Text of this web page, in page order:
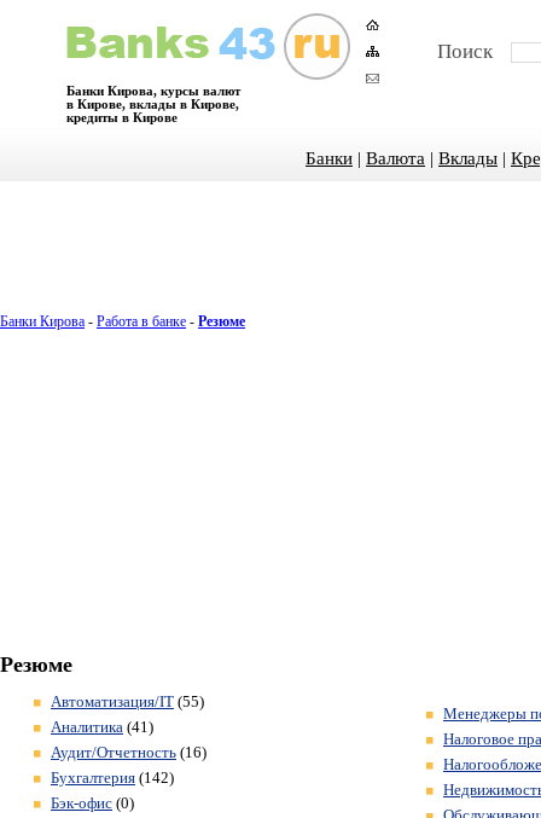
Банки Кирова, курсы валют
в Кирове, вклады в Кирове,
кредиты в Кирове
Поиск
Банки | Валюта | Вклады |
Банки Кирова - Работа в банке - Резюме
Резюме
Автоматизация/IT (55)
Аналитика (41)
Аудит/Отчетность (16)
Бухгалтерия (142)
Бэк-офис (0)
Менеджеры
Налоговое